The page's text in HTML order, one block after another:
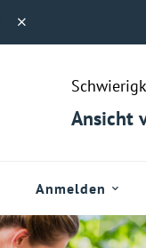
Ansicht
Anmelden